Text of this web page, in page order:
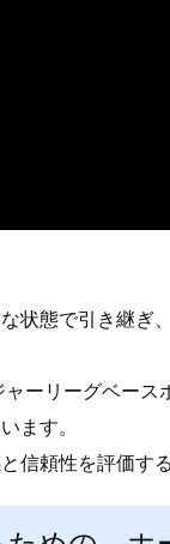
状態で引き継ぎ
ーリーグベース
ます。
信頼性を評価す